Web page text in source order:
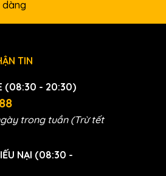
dàng
TIN
(08:30 - 20:30)
trong tuần (Trừ tết
NẠI (08:30 -